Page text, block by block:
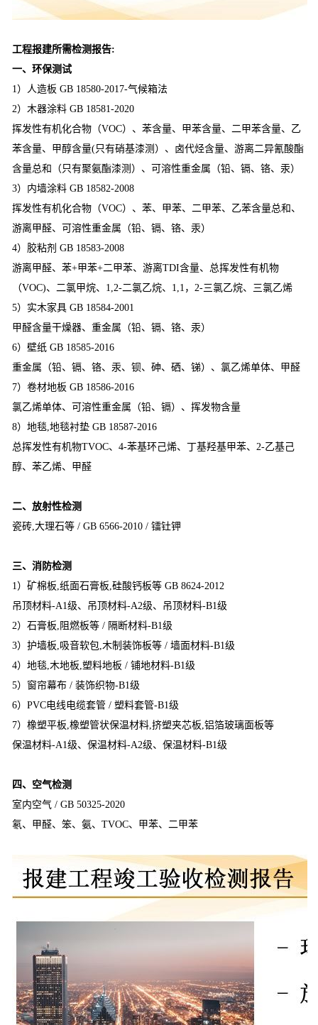
工程报建所需检测报告:
一、环保测试
1）人造板 GB 18580-2017-气候箱法
2）木器涂料 GB 18581-2020
挥发性有机化合物（VOC）、苯含量、甲苯含量、二甲苯含量、乙
苯含量、甲醇含量(只有硝基漆测）、卤代烃含量、游离二异氰酸酯
含量总和（只有聚氨酯漆测）、可溶性重金属（铅、镉、铬、汞）
3）内墙涂料 GB 18582-2008
挥发性有机化合物（VOC）、苯、甲苯、二甲苯、乙苯含量总和、
游离甲醛、可溶性重金属（铅、镉、铬、汞）
4）胶粘剂 GB 18583-2008
游离甲醛、苯+甲苯+二甲苯、游离TDI含量、总挥发性有机物
（VOC)、二氯甲烷、1,2-二氯乙烷、1,1，2-三氯乙烷、三氯乙烯
5）实木家具 GB 18584-2001
甲醛含量干燥器、重金属（铅、镉、铬、汞）
6）壁纸 GB 18585-2016
重金属（铅、镉、铬、汞、钡、砷、硒、锑）、氯乙烯单体、甲醛
7）卷材地板 GB 18586-2016
氯乙烯单体、可溶性重金属（铅、镉）、挥发物含量
8）地毯,地毯衬垫 GB 18587-2016
总挥发性有机物TVOC、4-苯基环己烯、丁基羟基甲苯、2-乙基己
醇、苯乙烯、甲醛
二、放射性检测
瓷砖,大理石等 / GB 6566-2010 / 镭钍钾
三、消防检测
1）矿棉板,纸面石膏板,硅酸钙板等 GB 8624-2012
吊顶材料-A1级、吊顶材料-A2级、吊顶材料-B1级
2）石膏板,阻燃板等 / 隔断材料-B1级
3）护墙板,吸音软包,木制装饰板等 / 墙面材料-B1级
4）地毯,木地板,塑料地板 / 铺地材料-B1级
5）窗帘幕布 / 装饰织物-B1级
6）PVC电线电缆套管 / 塑料套管-B1级
7）橡塑平板,橡塑管状保温材料,挤塑夹芯板,铝箔玻璃面板等
保温材料-A1级、保温材料-A2级、保温材料-B1级
四、空气检测
室内空气 / GB 50325-2020
氡、甲醛、笨、氨、TVOC、甲苯、二甲苯